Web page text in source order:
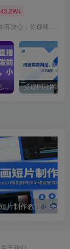
43.2W+
不管你有多慢，都不要紧，只要你有决心，你最终都会到达想去的地方
最近爆火的熊出没无人直播，轻松日入2000+，全新首发防版权违规方法【揭秘】